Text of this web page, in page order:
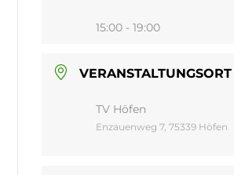
15:00 - 19:00
VERANSTALTUNGSORT
TV Höfen
Enzauenweg 7, 75339 Höfen